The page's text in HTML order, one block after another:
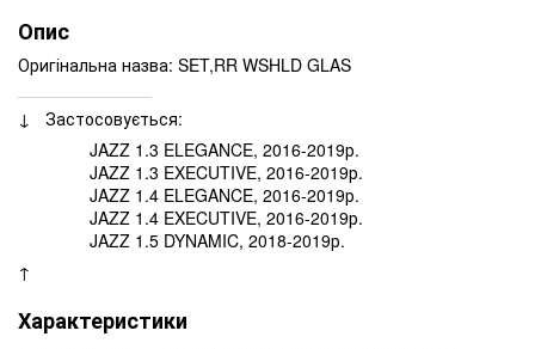
Опис
Оригінальна назва: SET,RR WSHLD GLAS
↓ Застосовується:
JAZZ 1.3 ELEGANCE, 2016-2019р.
JAZZ 1.3 EXECUTIVE, 2016-2019р.
JAZZ 1.4 ELEGANCE, 2016-2019р.
JAZZ 1.4 EXECUTIVE, 2016-2019р.
JAZZ 1.5 DYNAMIC, 2018-2019р.
↑
Характеристики